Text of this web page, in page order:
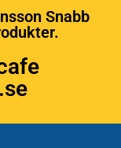
Snabb